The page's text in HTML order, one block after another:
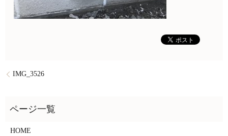
IMG_3526
HOME